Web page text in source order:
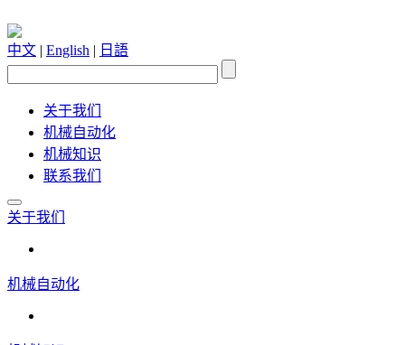
中文 | English | 日語
关于我们
机械自动化
机械知识
联系我们
关于我们
机械自动化